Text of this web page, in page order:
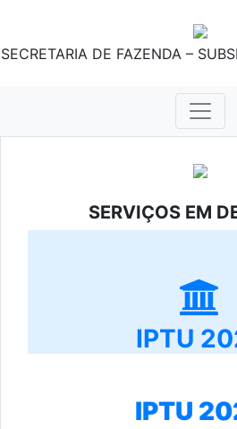
SECRETARIA DE FAZENDA –
SERVIÇOS EM
IPTU
IPTU